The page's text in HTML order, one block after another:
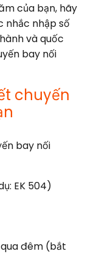
của bạn, hãy
nhắc nhập số
và quốc
bay nối
chuyến
bay nối
EK 504)
đêm (bắt